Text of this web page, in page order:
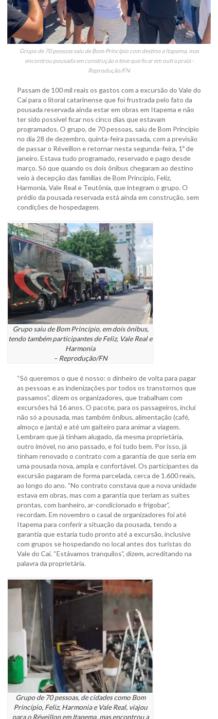
Grupo de 70 pessoas saiu de Bom Princípio com destino a Itapema, mas
encontrou pousada em construção e teve que ficar em outra praia -
Reprodução/FN
Passam de 100 mil reais os gastos com a excursão do Vale do
Caí para o litoral catarinense que foi frustrada pelo fato da
pousada reservada ainda estar em obras em Itapema e não
ter sido possível ficar nos cinco dias que estavam
programados. O grupo, de 70 pessoas, saiu de Bom Princípio
no dia 28 de dezembro, quinta-feira passada, com a previsão
de passar o Réveillon e retornar nesta segunda-feira, 1º de
janeiro. Estava tudo programado, reservado e pago desde
março. Só que quando os dois ônibus chegaram ao destino
veio à decepção das famílias de Bom Princípio, Feliz,
Harmonia, Vale Real e Teutônia, que integram o grupo. O
prédio da pousada reservada está ainda em construção, sem
condições de hospedagem.
Grupo saiu de Bom Princípio, em dois ônibus,
tendo também participantes de Feliz, Vale Real e
Harmonia
– Reprodução/FN
“Só queremos o que é nosso: o dinheiro de volta para pagar
as pessoas e as indenizações por todos os transtornos que
passamos”, dizem os organizadores, que trabalham com
excursões há 16 anos. O pacote, para os passageiros, inclui
não só a pousada, mas também ônibus, alimentação (café,
almoço e janta) e até um gaiteiro para animar a viagem.
Lembram que já tinham alugado, da mesma proprietária,
outro imóvel, no ano passado, e foi tudo bem. Por isso, já
tinham renovado o contrato com a garantia de que seria em
uma pousada nova, ampla e confortável. Os participantes da
excursão pagaram de forma parcelada, cerca de 1.600 reais,
ao longo do ano. “No contrato constava que a nova unidade
estava em obras, mas com a garantia que teriam as suítes
prontas, com banheiro, ar-condicionado e frigobar”,
recordam. Em novembro o casal de organizadores foi até
Itapema para conferir a situação da pousada, tendo a
garantia que estaria tudo pronto até a excursão, inclusive
com grupos se hospedando no local antes dos turistas do
Vale do Caí. “Estávamos tranquilos”, dizem, acreditando na
palavra da proprietária.
Grupo de 70 pessoas, de cidades como Bom
Princípio, Feliz, Harmonia e Vale Real, viajou
para o Réveillon em Itapema, mas encontrou a